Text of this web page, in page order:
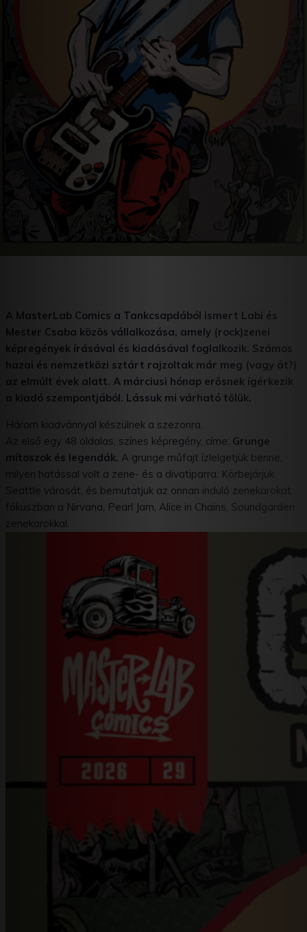
A MasterLab Comics a Tankcsapdából ismert Labi és
Mester Csaba közös vállalkozása, amely (rock)zenei
képregények írásával és kiadásával foglalkozik. Számos
hazai és nemzetközi sztárt rajzoltak már meg (vagy át?)
az elmúlt évek alatt. A márciusi hónap erősnek ígérkezik
a kiadó szempontjából. Lássuk mi várható tőlük.
Három kiadvánnyal készülnek a szezonra.
Az első egy 48 oldalas, színes képregény, címe: Grunge
mítoszok és legendák. A grunge műfajt ízlelgetjük benne,
milyen hatással volt a zene- és a divatiparra. Körbejárjuk
Seattle városát, és bemutatjuk az onnan induló zenekarokat,
fókuszban a Nirvana, Pearl Jam, Alice in Chains, Soundgarden
zenekarokkal.